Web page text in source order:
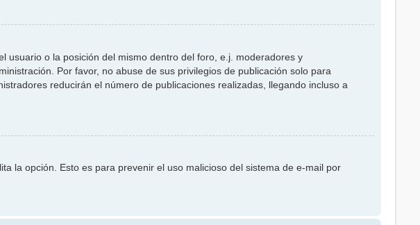
usuario o la posición del mismo dentro del foro, e.j. moderadores y
Por favor, no abuse de sus privilegios de publicación solo para
reducirán el número de publicaciones realizadas, llegando incluso a
la opción. Esto es para prevenir el uso malicioso del sistema de e-mail por